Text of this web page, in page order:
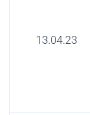
13.04.23